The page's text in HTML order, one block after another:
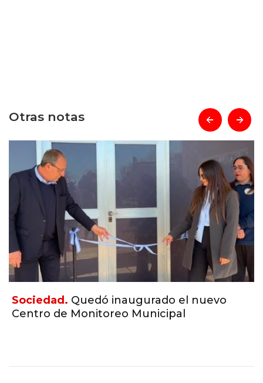
Otras notas
Sociedad. Quedó inaugurado el nuevo
Centro de Monitoreo Municipal
prev next